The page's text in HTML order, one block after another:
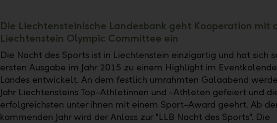
Die Liechtensteinische Landesbank geht Kooperation mit
Liechtenstein Olympic Committee ein
Die Nacht des Sports ist in Liechtenstein einzigartig und hat sich
ersten Ausgabe im Jahr 2015 zu einem Highlight im
Landes entwickelt. An dem festlich umrahmten Galaabend
Jahr Liechtensteins Top-Athletinnen und -Athleten gefeiert und
erfolgreichsten unter ihnen mit einem Sport-Award geehrt. Ab
kommenden Jahr wird der Anlass zur "LLB Nacht des Sports". Die